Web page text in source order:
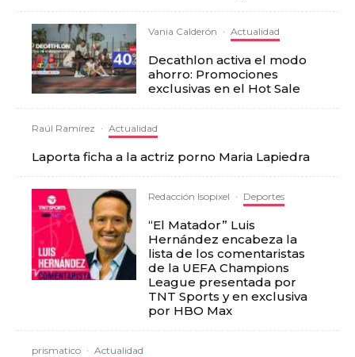
Vania Calderón · Actualidad
Decathlon activa el modo
ahorro: Promociones
exclusivas en el Hot Sale
Raúl Ramírez · Actualidad
Laporta ficha a la actriz porno Maria Lapiedra
Redacción Isopixel · Deportes
“El Matador” Luis
Hernández encabeza la
lista de los comentaristas
de la UEFA Champions
League presentada por
TNT Sports y en exclusiva
por HBO Max
prismatico · Actualidad